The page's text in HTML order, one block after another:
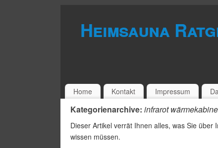
Heimsauna
Home Kontakt Impressum
Kategorienarchive: infrarot
Dieser Artikel verrät Ihnen alles, was Sie
wissen müssen.